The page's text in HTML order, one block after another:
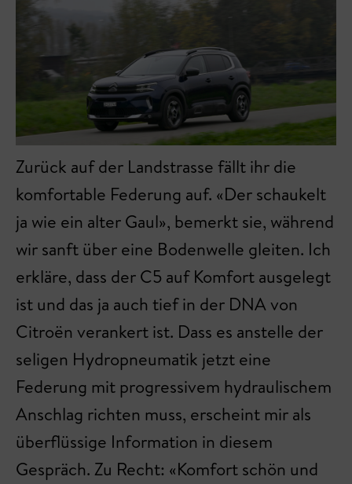
Zurück auf der Landstrasse fällt ihr die
komfortable Federung auf. «Der schaukelt
ja wie ein alter Gaul», bemerkt sie, während
wir sanft über eine Bodenwelle gleiten. Ich
erkläre, dass der C5 auf Komfort ausgelegt
ist und das ja auch tief in der DNA von
Citroën verankert ist. Dass es anstelle der
seligen Hydropneumatik jetzt eine
Federung mit progressivem hydraulischem
Anschlag richten muss, erscheint mir als
überflüssige Information in diesem
Gespräch. Zu Recht: «Komfort schön und